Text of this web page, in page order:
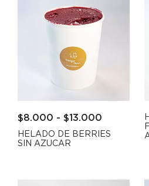
$8.000 - $13.000
HELADO DE BERRIES
SIN AZUCAR